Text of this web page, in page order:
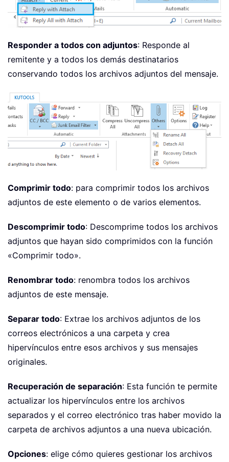
Responder a todos con adjuntos: Responde al
remitente y a todos los demás destinatarios
conservando todos los archivos adjuntos del mensaje.
Comprimir todo: para comprimir todos los archivos
adjuntos de este elemento o de varios elementos.
Descomprimir todo: Descomprime todos los archivos
adjuntos que hayan sido comprimidos con la función
«Comprimir todo».
Renombrar todo: renombra todos los archivos
adjuntos de este mensaje.
Separar todo: Extrae los archivos adjuntos de los
correos electrónicos a una carpeta y crea
hipervínculos entre esos archivos y sus mensajes
originales.
Recuperación de separación: Esta función te permite
actualizar los hipervínculos entre los archivos
separados y el correo electrónico tras haber movido la
carpeta de archivos adjuntos a una nueva ubicación.
Opciones: elige cómo quieres gestionar los archivos